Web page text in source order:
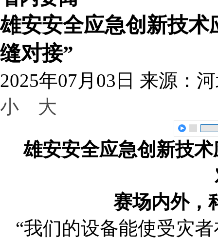
雄安安全应急创新技
缝对接”
2025年07月03日 来源：
小
大
雄安安全应急创新技
赛场内外，
“我们的设备能使受灾